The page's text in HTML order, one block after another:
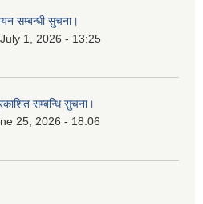
सम्बन्धी सुचना।
1, 2026 - 13:25
सम्बन्धि सुचना।
25, 2026 - 18:06